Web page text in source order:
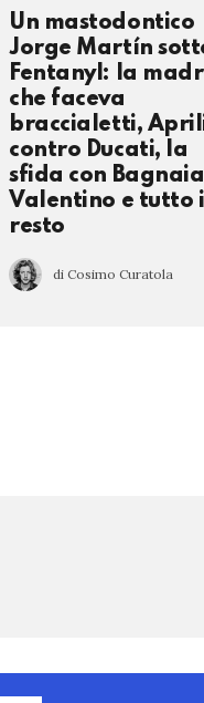
Un mastodontico
Jorge Martín
Fentanyl: la
che faceva
braccialetti,
contro Ducati, la
sfida con
Valentino e tutto
resto
di Cosimo Curatola